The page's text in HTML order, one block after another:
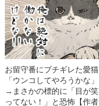
お留守番にブチギレた愛猫
「ウンコしてやろうかな」
→まさかの標的に「目が笑
ってない！」と恐怖【作者